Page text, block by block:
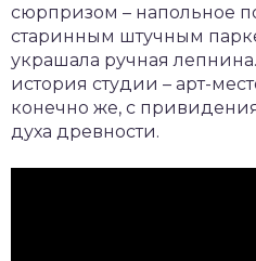
сюрпризом – напольное
старинным штучным
украшала ручная
история студии – арт-
конечно же, с
духа древности.